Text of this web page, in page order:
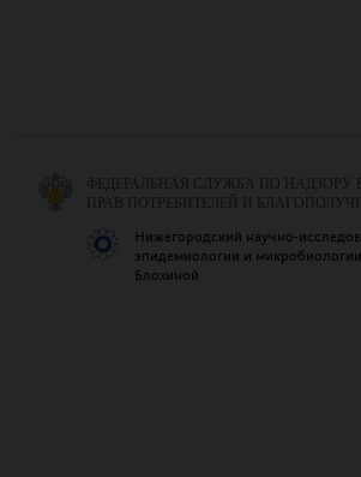
ФЕДЕРАЛЬНАЯ СЛУЖБА ПО НАДЗОРУ
ПРАВ ПОТРЕБИТЕЛЕЙ И
Нижегородский научно-
эпидемиологии и
Блохиной